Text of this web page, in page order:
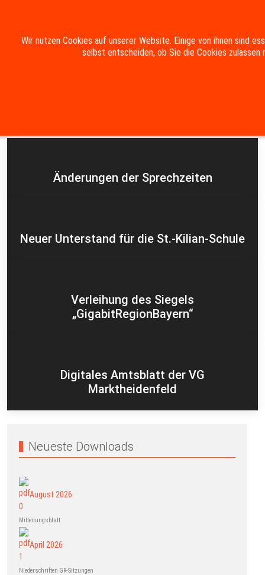
Impressum Datenschutzerklärung
Änderungen der Sprechzeiten
Neuer Unterstand für die St.-Kilian-Schule
Verleihung des Siegels
„GigabitRegionBayern“
Digitales Amtsblatt der VG
Marktheidenfeld
Neueste Downloads
August 2026
Mitteilungsblatt
April 2026
Niederschriften GR-Sitzungen
Wir nutzen Cookies auf unserer Website. Einige von ihnen sind
selbst entscheiden, ob Sie die Cookies